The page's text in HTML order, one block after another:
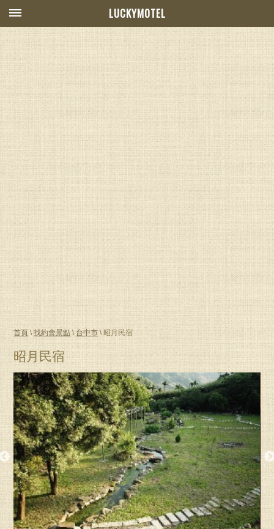
首頁 \找約會景點 \台中市\ 昭月民宿
昭月民宿
LUCKYMOTEL